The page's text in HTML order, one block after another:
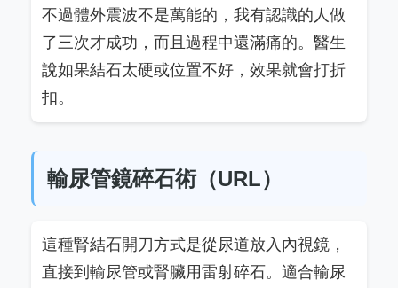
不過體外震波不是萬能的，我有認識的人做
了三次才成功，而且過程中還滿痛的。醫生
說如果結石太硬或位置不好，效果就會打折
扣。
輸尿管鏡碎石術（URL）
這種腎結石開刀方式是從尿道放入內視鏡，
直接到輸尿管或腎臟用雷射碎石。適合輸尿